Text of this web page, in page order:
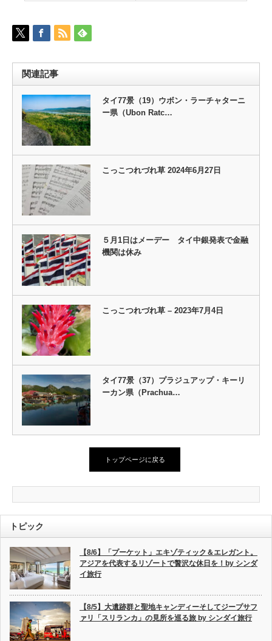
関連記事
タイ77景（19）ウボン・ラーチャターニ
ー県（Ubon Ratc…
こっこつれづれ草 2024年6月27日
５月1日はメーデー タイ中銀発表で金融
機関は休み
こっこつれづれ草 – 2023年7月4日
タイ77景（37）プラジュアップ・キーリ
ーカン県（Prachua…
トップページに戻る
トピック
【8/6】「プーケット」エキゾティック＆エレガント。
アジアを代表するリゾートで贅沢な休日を！by シンダ
イ旅行
【8/5】大遺跡群と聖地キャンディーそしてジープサフ
ァリ「スリランカ」の見所を巡る旅 by シンダイ旅行